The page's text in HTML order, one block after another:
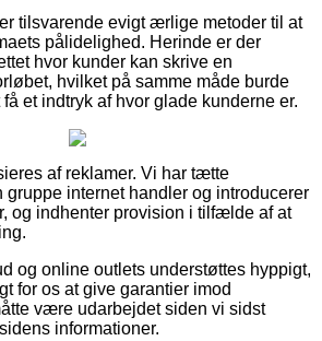
tilsvarende evigt ærlige metoder til at
pålidelighed. Herinde er der
hvor kunder kan skrive en
hvilket på samme måde burde
et indtryk af hvor glade kunderne er.
af reklamer. Vi har tætte
gruppe internet handler og introducerer
og indhenter provision i tilfælde af at
og online outlets understøttes hyppigt,
for os at give garantier imod
være udarbejdet siden vi sidst
informationer.